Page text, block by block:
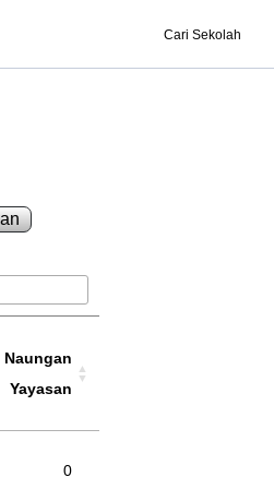
Cari Sekolah
Naungan
Yayasan
0